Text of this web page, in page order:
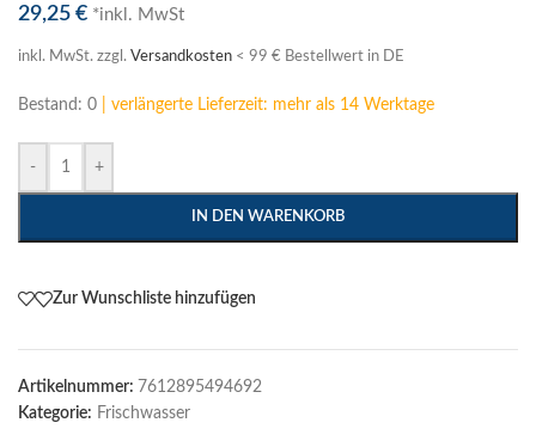
29,25 € *inkl. MwSt
inkl. MwSt. zzgl. Versandkosten < 99 € Bestellwert in DE
Bestand: 0 | verlängerte Lieferzeit: mehr als 14 Werktage
- +
IN DEN WARENKORB
Zur Wunschliste hinzufügen
Artikelnummer: 7612895494692
Kategorie: Frischwasser